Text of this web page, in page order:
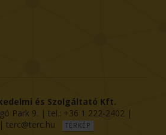
és Szolgáltató Kft.
Park 9. | tel.: +36 1 222-2402 |
| terc@terc.hu TÉRKÉP